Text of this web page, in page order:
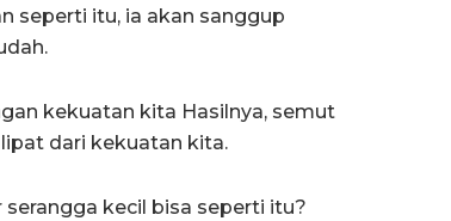
seperti itu, ia akan sanggup
kekuatan kita Hasilnya, semut
dari kekuatan kita.
serangga kecil bisa seperti itu?